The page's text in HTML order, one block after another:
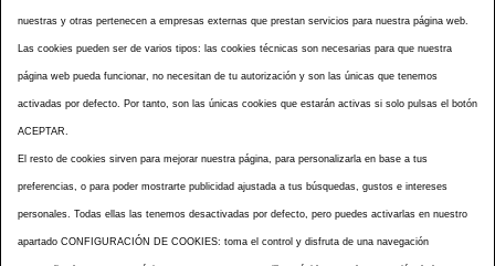
CURSOS Y EVENTOS
TÉRMINOS Y CONDICIONES
ESPECIAL COVID 19
NOTICIAS
ACCESIBILIDAD
AVISO LEGAL
POLÍTICA PRIVACIDAD
POLÍTICA DE COOKIES
NOTICIAS ICOVAL
NOTICIAS OCV
nuestras y otras pertenecen a empresas externas que prestan servicios para nuestra página web.
Las cookies pueden ser de varios tipos: las cookies técnicas son necesarias para que nuestra
página web pueda funcionar, no necesitan de tu autorización y son las únicas que tenemos
activadas por defecto. Por tanto, son las únicas cookies que estarán activas si solo pulsas el botón
ACEPTAR.
El resto de cookies sirven para mejorar nuestra página, para personalizarla en base a tus
preferencias, o para poder mostrarte publicidad ajustada a tus búsquedas, gustos e intereses
personales. Todas ellas las tenemos desactivadas por defecto, pero puedes activarlas en nuestro
apartado CONFIGURACIÓN DE COOKIES: toma el control y disfruta de una navegación